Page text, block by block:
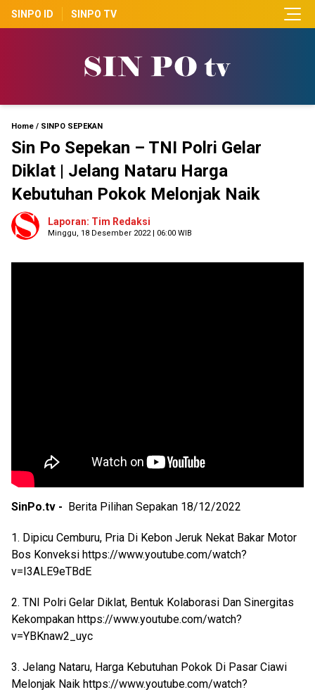
SINPO ID SINPO TV
Home / SINPO SEPEKAN
Sin Po Sepekan – TNI Polri Gelar
Diklat | Jelang Nataru Harga
Kebutuhan Pokok Melonjak Naik
Laporan: Tim Redaksi
Minggu, 18 Desember 2022 | 06:00 WIB
SinPo.tv - Berita Pilihan Sepakan 18/12/2022
1. Dipicu Cemburu, Pria Di Kebon Jeruk Nekat Bakar Motor
Bos Konveksi https://www.youtube.com/watch?
v=I3ALE9eTBdE
2. TNI Polri Gelar Diklat, Bentuk Kolaborasi Dan Sinergitas
Kekompakan https://www.youtube.com/watch?
v=YBKnaw2_uyc
3. Jelang Nataru, Harga Kebutuhan Pokok Di Pasar Ciawi
Melonjak Naik https://www.youtube.com/watch?